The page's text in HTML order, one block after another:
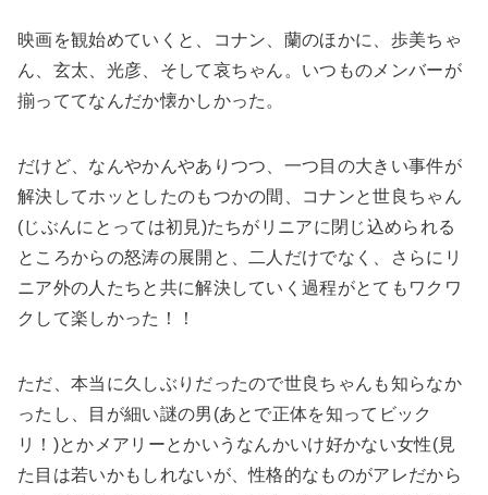
映画を観始めていくと、コナン、蘭のほかに、歩美ちゃ
ん、玄太、光彦、そして哀ちゃん。いつものメンバーが
揃っててなんだか懐かしかった。
だけど、なんやかんやありつつ、一つ目の大きい事件が
解決してホッとしたのもつかの間、コナンと世良ちゃん
(じぶんにとっては初見)たちがリニアに閉じ込められる
ところからの怒涛の展開と、二人だけでなく、さらにリ
ニア外の人たちと共に解決していく過程がとてもワクワ
クして楽しかった！！
ただ、本当に久しぶりだったので世良ちゃんも知らなか
ったし、目が細い謎の男(あとで正体を知ってビック
リ！)とかメアリーとかいうなんかいけ好かない女性(見
た目は若いかもしれないが、性格的なものがアレだから